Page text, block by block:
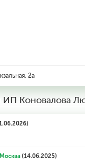
2а
Коновалова
(14.06.2025)